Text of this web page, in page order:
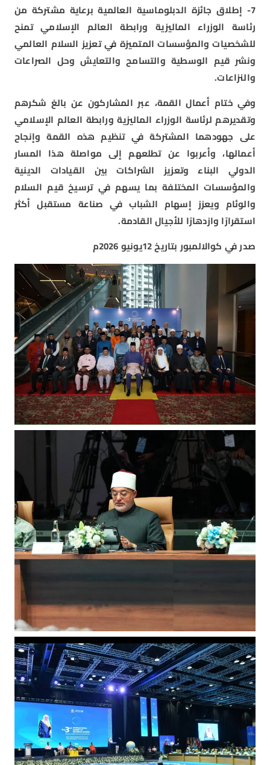
7- إطلاق جائزة الدبلوماسية العالمية برعاية مشتركة من
رئاسة الوزراء الماليزية ورابطة العالم الإسلامي تمنح
للشخصيات والمؤسسات المتميزة في تعزيز السلام العالمي
ونشر قيم الوسطية والتسامح والتعايش وحل الصراعات
والنزاعات.
وفي ختام أعمال القمة، عبر المشاركون عن بالغ شكرهم
وتقديرهم لرئاسة الوزراء الماليزية ورابطة العالم الإسلامي
على جهودهما المشتركة في تنظيم هذه القمة وإنجاح
أعمالها، وأعربوا عن تطلعهم إلى مواصلة هذا المسار
الدولي البناء وتعزيز الشراكات بين القيادات الدينية
والمؤسسات المختلفة بما يسهم في ترسيخ قيم السلام
والوئام ويعزز إسهام الشباب في صناعة مستقبل أكثر
استقرارًا وازدهارًا للأجيال القادمة.
صدر في كوالالمبور بتاريخ 12يونيو 2026م